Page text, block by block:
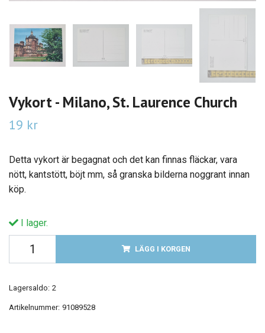
Vykort - Milano, St. Laurence Church
19 kr
Detta vykort är begagnat och det kan finnas fläckar, vara
nött, kantstött, böjt mm, så granska bilderna noggrant innan
köp.
I lager.
LÄGG I KORGEN
Lagersaldo: 2
Artikelnummer: 91089528